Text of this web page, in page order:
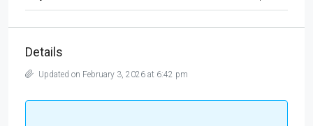
Details
Updated on February 3, 2026 at 6:42 pm